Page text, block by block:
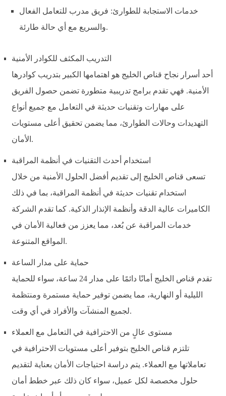
خدمات الاستجابة للطوارئ: فريق مدرب للتعامل الفعال
والسريع مع أي حالة طارئة.
التدريب المكثف للكوادر الأمنية
أحد أسرار نجاح قناص الخليج هو اهتمامها الكبير بتدريب كوادرها
الأمنية. فهي تقدم برامج تدريبية متطورة تضمن حصول الفريق
على مهارات وتقنيات حديثة في التعامل مع جميع أنواع
التهديدات وحالات الطوارئ، مما يضمن تحقيق أعلى مستويات
الأمان.
استخدام أحدث التقنيات في أنظمة المراقبة
تسعى قناص الخليج إلى تقديم أفضل الحلول الأمنية من خلال
استخدام تقنيات حديثة في أنظمة المراقبة، بما في ذلك
الكاميرات عالية الدقة وأنظمة الإنذار الذكية. كما تقدم الشركة
خدمات المراقبة عن بُعد، مما يعزز من فعالية الأمان في
المواقع المتنوعة.
حماية على مدار الساعة
تقدم قناص الخليج أمانًا دائمًا على مدار 24 ساعة، سواء للحماية
الليلية أو النهارية، مما يضمن توفير حماية مستمرة ومنتظمة
لجميع المنشآت والأفراد في أي وقت.
مستوى عالٍ من الاحترافية في التعامل مع العملاء
تلتزم قناص الخليج بتوفير أعلى مستويات الاحترافية في
تعاملاتها مع العملاء. يتم دراسة احتياجات الأمان بعناية لتقديم
حلول مخصصة لكل عميل، سواء كان ذلك عبر خطط أمان